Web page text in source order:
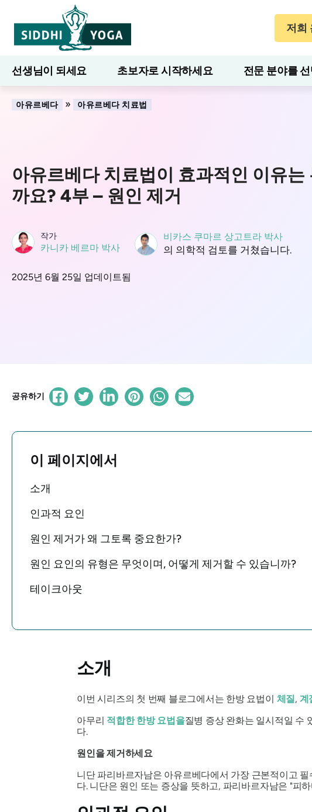
저희
선생님이 되세요 초보자로 시작하세요 전문 분야를
7일간의 웰니스 블로그
아유르베다 » 아유르베다 치료법
아유르베다 치료법이 효과적인 이유는
까요? 4부 – 원인 제거
작가
카니카 베르마 박사
비카스 쿠마르 상고트라 박사
의 의학적 검토를 거쳤습니다.
2025년 6월 25일 업데이트됨
공유하기
이 페이지에서
소개
인과적 요인
원인 제거가 왜 그토록 중요한가?
원인 요인의 유형은 무엇이며, 어떻게 제거할 수 있습니까?
테이크아웃
소개
이번 시리즈의 첫 번째 블로그에서는 한방 요법이 체질, 계
아무리 적합한 한방 요법을질병 증상 완화는 일시적일 수
다.
원인을 제거하세요
니단 파리바르자남은 아유르베다에서 가장 근본적이고
다. 니단은 원인 또는 증상을 뜻하고, 파리바르자남은 "피